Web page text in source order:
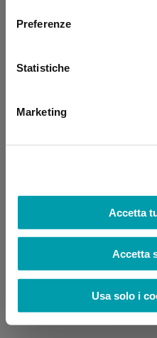
Preferenze
Statistiche
Marketing
Accetta
Accetta
Usa solo i
Application error: a client-
browser console